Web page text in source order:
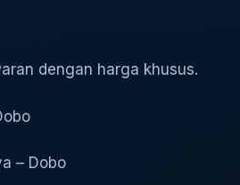
dengan harga khusus.
– Dobo